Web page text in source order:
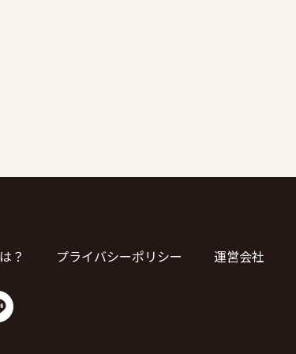
？ プライバシーポリシー 運営会社